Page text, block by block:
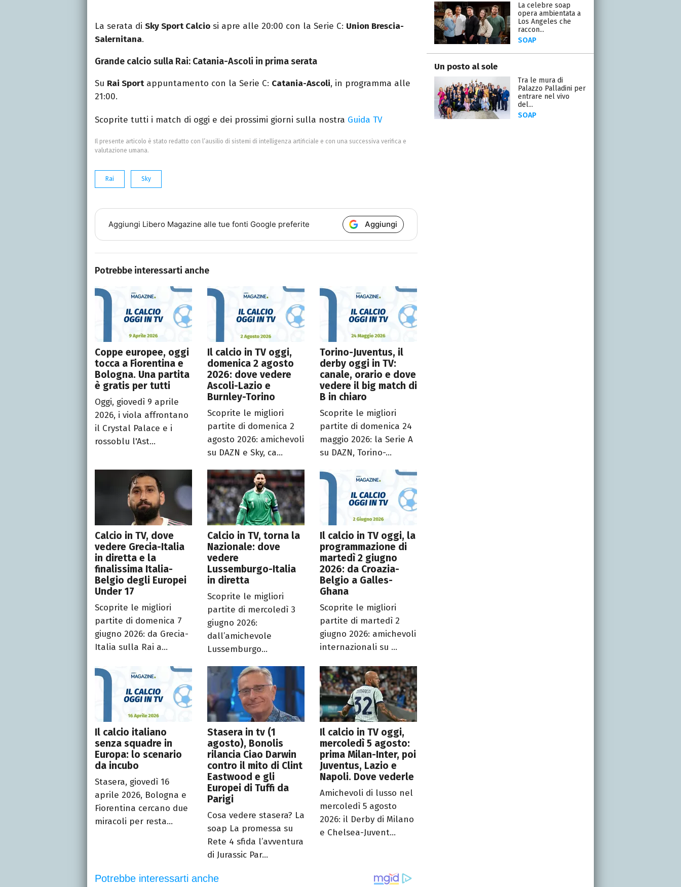
La serata di Sky Sport Calcio si apre alle 20:00 con la Serie C: Union Brescia-
Salernitana.
Grande calcio sulla Rai: Catania-Ascoli in prima serata
Su Rai Sportappuntamento con la Serie C: Catania-Ascoli, in programma alle
21:00.
Scoprite tutti i match di oggi e dei prossimi giorni sulla nostra Guida TV
Il presente articolo è stato redatto con l’ausilio di sistemi di intelligenza artificiale e con una successiva verifica e
valutazione umana.
Rai Sky
Aggiungi Libero Magazine alle tue fonti Google preferite Aggiungi
Potrebbe interessarti anche
Coppe europee, oggi
tocca a Fiorentina e
Bologna. Una partita
è gratis per tutti
Oggi, giovedì 9 aprile
2026, i viola affrontano
il Crystal Palace e i
rossoblu l'Ast...
Il calcio in TV oggi,
domenica 2 agosto
2026: dove vedere
Ascoli-Lazio e
Burnley-Torino
Scoprite le migliori
partite di domenica 2
agosto 2026: amichevoli
su DAZN e Sky, ca...
Torino-Juventus, il
derby oggi in TV:
canale, orario e dove
vedere il big match di
B in chiaro
Scoprite le migliori
partite di domenica 24
maggio 2026: la Serie A
su DAZN, Torino-...
Calcio in TV, dove
vedere Grecia-Italia
in diretta e la
finalissima Italia-
Belgio degli Europei
Under 17
Scoprite le migliori
partite di domenica 7
giugno 2026: da Grecia-
Italia sulla Rai a...
Calcio in TV, torna la
Nazionale: dove
vedere
Lussemburgo-Italia
in diretta
Scoprite le migliori
partite di mercoledì 3
giugno 2026:
dall’amichevole
Lussemburgo...
Il calcio in TV oggi, la
programmazione di
martedì 2 giugno
2026: da Croazia-
Belgio a Galles-
Ghana
Scoprite le migliori
partite di martedì 2
giugno 2026: amichevoli
internazionali su ...
Il calcio italiano
senza squadre in
Europa: lo scenario
da incubo
Stasera, giovedì 16
aprile 2026, Bologna e
Fiorentina cercano due
miracoli per resta...
Stasera in tv (1
agosto), Bonolis
rilancia Ciao Darwin
contro il mito di Clint
Eastwood e gli
Europei di Tuffi da
Parigi
Cosa vedere stasera? La
soap La promessa su
Rete 4 sfida l’avventura
di Jurassic Par...
Il calcio in TV oggi,
mercoledì 5 agosto:
prima Milan-Inter, poi
Juventus, Lazio e
Napoli. Dove vederle
Amichevoli di lusso nel
mercoledì 5 agosto
2026: il Derby di Milano
e Chelsea-Juvent...
La celebre soap
opera ambientata a
Los Angeles che
raccon...
SOAP
Un posto al sole
Tra le mura di
Palazzo Palladini per
entrare nel vivo
del...
SOAP